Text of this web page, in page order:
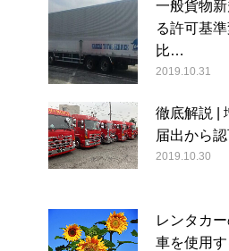
一般貨物
る許可基
比…
2019.10.31
徹底解説 |
届出から
2019.10.30
レンタカ
車を使用